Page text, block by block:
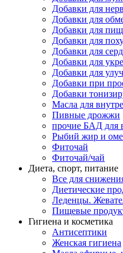
Добавки для
Добавки для
Добавки для
Добавки для
Добавки для
Добавки для
Добавки для
Добавки при
Добавки
Масла для
Пивные дрожжи
прочие БАД для
Рыбий жир и
Фиточай
Фиточай/чай
Диета, спорт, питание
Все для
Диетические
Леденцы.
Пищевые
Гигиена и косметика
Антисептики
Женская гигиена